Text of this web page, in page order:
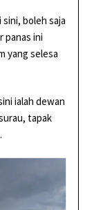
boleh saja
panas ini
yang selesa
ialah dewan
tapak